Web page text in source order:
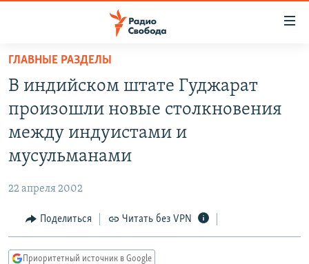
упрощенного
доступа
основному
содержанию
Вернутся
навигации
Вернутся
ПОДКАСТЫ
АВТОРСКИЕ ПРОЕКТЫ
КУЛЬТУРА
IDEL.РЕАЛИИ
КАВКАЗ.РЕАЛИИ
ГЛАВНЫЕ РАЗДЕЛЫ
В индийском штате Гуджарат
произошли новые столкновения
между индуистами и
мусульманами
22 апреля 2002
Поделиться Читать без VPN
Приоритетный источник в Google